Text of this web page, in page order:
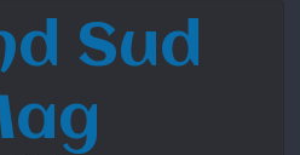
Sud